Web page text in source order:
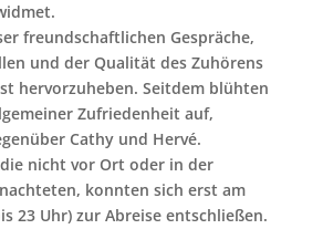
freundschaftlichen Gespräche,
und der Qualität des Zuhörens
hervorzuheben. Seitdem blühten
Zufriedenheit auf,
Cathy und Hervé.
nicht vor Ort oder in der
konnten sich erst am
23 Uhr) zur Abreise entschließen.